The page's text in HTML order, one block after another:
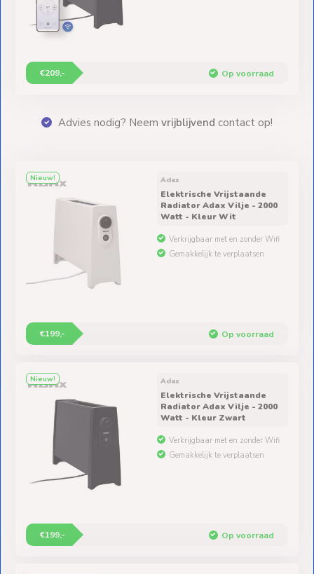
€209,- Op voorraad
Advies nodig? Neemvrijblijvend contact op!
Nieuw! Adax
Elektrische Vrijstaande
Radiator Adax Vilje - 2000
Watt - Kleur Wit
Verkrijgbaar met en zonder Wifi
Gemakkelijk te verplaatsen
€199,- Op voorraad
Nieuw! Adax
Elektrische Vrijstaande
Radiator Adax Vilje - 2000
Watt - Kleur Zwart
Verkrijgbaar met en zonder Wifi
Gemakkelijk te verplaatsen
€199,- Op voorraad